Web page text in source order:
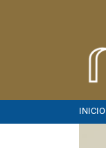
INICIO